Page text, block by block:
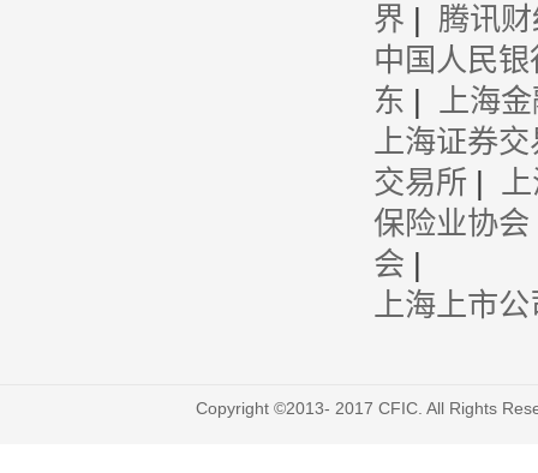
界 | 腾讯
中国人民银
东 | 上海
上海证券交
交易所 |
保险业协会
会 |
上海上市
Copyright ©2013- 2017 CFIC. All Rights